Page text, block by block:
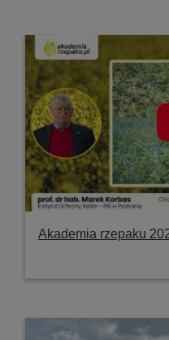
Akademia rzepaku